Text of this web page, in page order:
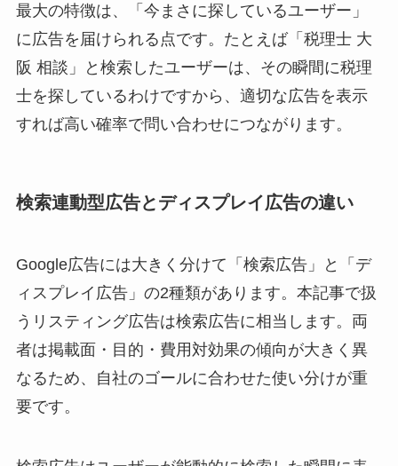
最大の特徴は、「今まさに探しているユーザー」
に広告を届けられる点です。たとえば「税理士 大
阪 相談」と検索したユーザーは、その瞬間に税理
士を探しているわけですから、適切な広告を表示
すれば高い確率で問い合わせにつながります。
検索連動型広告とディスプレイ広告の違い
Google広告には大きく分けて「検索広告」と「デ
ィスプレイ広告」の2種類があります。本記事で扱
うリスティング広告は検索広告に相当します。両
者は掲載面・目的・費用対効果の傾向が大きく異
なるため、自社のゴールに合わせた使い分けが重
要です。